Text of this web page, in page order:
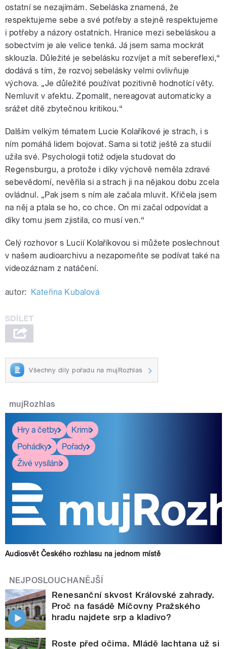
ostatní se nezajímám. Sebeláska znamená, že
respektujeme sebe a své potřeby a stejně respektujeme
i potřeby a názory ostatních. Hranice mezi sebeláskou a
sobectvím je ale velice tenká. Já jsem sama mockrát
sklouzla. Důležité je sebelásku rozvíjet a mít sebereflexi,“
dodává s tím, že rozvoj sebelásky velmi ovlivňuje
výchova. „Je důležité používat pozitivně hodnotící věty.
Nemluvit v afektu. Zpomalit, nereagovat automaticky a
srážet dítě zbytečnou kritikou.“
Dalším velkým tématem Lucie Kolaříkové je strach, i s
ním pomáhá lidem bojovat. Sama si totiž ještě za studií
užila své. Psychologii totiž odjela studovat do
Regensburgu, a protože i díky výchově neměla zdravé
sebevědomí, nevěřila si a strach ji na nějakou dobu zcela
ovládnul. „Pak jsem s ním ale začala mluvit. Křičela jsem
na něj a ptala se ho, co chce. On mi začal odpovídat a
díky tomu jsem zjistila, co musí ven.“
Celý rozhovor s Lucií Kolaříkovou si můžete poslechnout
v našem audioarchivu a nezapomeňte se podívat také na
videozáznam z natáčení.
autor: Kateřina Kubalová
Všechny díly pořadu na mujRozhlas
mujRozhlas
Hry a četby
Krimi
Pohádky
Pořady
Živé vysílání
Audiosvět Českého rozhlasu na jednom místě
NEJPOSLOUCHANĚJŠÍ
Renesanční skvost Královské zahrady.
Proč na fasádě Míčovny Pražského
hradu najdete srp a kladivo?
Roste před očima. Mládě lachtana už si